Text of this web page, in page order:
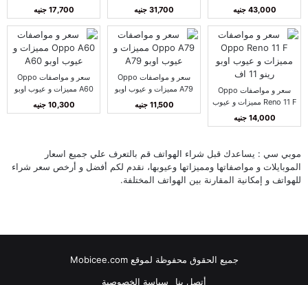
عيوب اوبو فايند X7 ألترا
43,000 جنيه
عيوب اوبو رينو 11 برو 5G
31,700 جنيه
عيوب أوبو رينو 11 5G
17,700 جنيه
سعر و مواصفات Oppo
Reno 11 F مميزات و عيوب
اوبو رينو 11 اف
14,000 جنيه
سعر و مواصفات Oppo
A79 مميزات و عيوب اوبو
A79
11,500 جنيه
سعر و مواصفات Oppo
A60 مميزات و عيوب اوبو
A60
10,300 جنيه
موبي سي : يساعدك قبل شراء الهواتف قم بالتعرف علي جميع اسعار
الموبايلات و مواصفاتها ومميزاتها وعيوبها، نقدم لكم أفضل و أرخص سعر شراء
للهواتف و إمكانية المقارنة بين الهواتف المختلفة.
جميع الحقوق محفوظة لموقع Mobicee.com
أتصل بنا
سياسة الخصوصية